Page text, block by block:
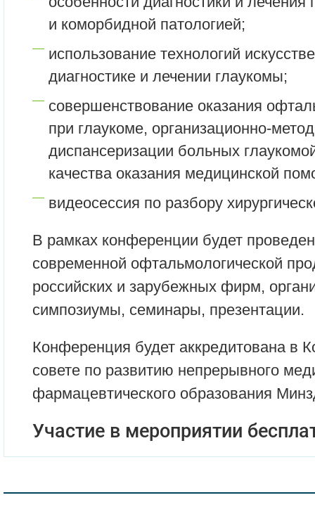
и коморбидной патологией;
использование технологий
диагностике и лечении глаукомы;
совершенствование оказания
при глаукоме, организационно-
диспансеризации больных
качества оказания медицинской
видеосессия по разбору
В рамках конференции будет
современной офтальмологической
российских и зарубежных фирм,
симпозиумы, семинары, презентации.
Конференция будет аккредитована в
совете по развитию непрерывного
фармацевтического образования
Участие в мероприятии